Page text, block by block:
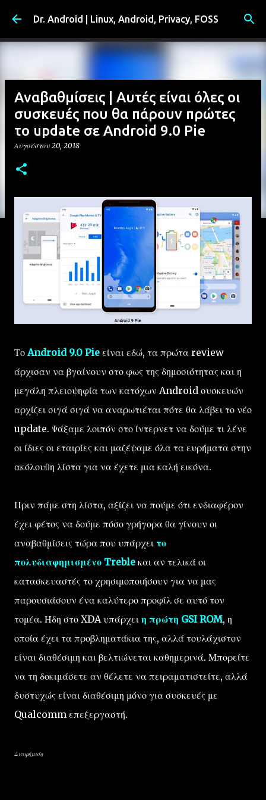
Μετάβαση στο κύριο περιεχόμενο
Dr. Android | Linux, Android, Privacy, FOSS
Αναβαθμίσεις | Αυτές είναι όλες οι
συσκευές που θα πάρουν πρώτες
το update σε Android 9.0 Pie
Αυγούστου 20, 2018
ΤοAndroid 9.0 Pie είναι εδώ, τα πρώτα review
άρχισαν να βγαίνουν στο φως της δημοσιότητας και η
μεγάλη πλειοψηφία των κατόχων Android συσκευών
αρχίζει σιγά σιγά να αναρωτιέται πότε θα λάβει το νέο
update. Ψάξαμε λοιπόν στο ίντερνετ να δούμε τι λένε
οι ίδιες οι εταιρίες και μαζέψαμε όλα τα ευρήματα στην
ακόλουθη λίστα για να έχετε μια καλή εικόνα.
Πριν πάμε στη λίστα, αξίζει να πούμε ότι ενδιαφέρον
έχει φέτος να δούμε πόσο γρήγορα θα γίνουν οι
αναβαθμίσεις τώρα που υπάρχει το
πολυδιαφημισμένο Treble και αν τελικά οι
κατασκευαστές το χρησιμοποιήσουν για να μας
παρουσιάσουν ένα καλύτερο προφίλ σε αυτό τον
τομέα. Ήδη στο XDA υπάρχει η πρώτη GSI ROM, η
οποία έχει τα προβληματάκια της, αλλά τουλάχιστον
είναι διαθέσιμη και βελτιώνεται καθημερινά. Μπορείτε
να τη δοκιμάσετε αν θέλετε να πειραματιστείτε, αλλά
δυστυχώς είναι διαθέσιμη μόνο για συσκευές με
Qualcomm επεξεργαστή.
Διαφήμιση